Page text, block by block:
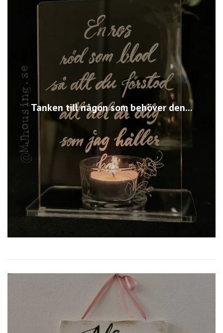
Tanken till någon som behöver den...